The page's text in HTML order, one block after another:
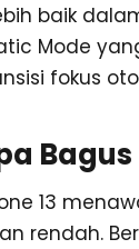
baik
Mode
fokus
Bagus
13
rendah.